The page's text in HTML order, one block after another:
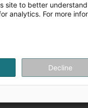
site to better
analytics. For more
Decline